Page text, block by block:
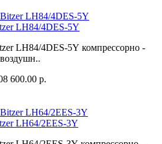
LH84/4DES-5Y
LH84/4DES-5Y компрессорно -
600.00 р.
LH64/2EES-3Y